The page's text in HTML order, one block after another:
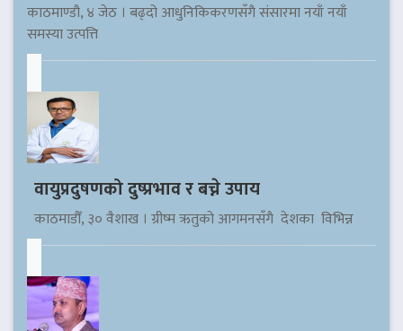
काठमाण्डौ, ४ जेठ । बढ्दो आधुनिकिकरणसँगै संसारमा नयाँ नयाँ
समस्या उत्पत्ति
वायुप्रदुषणको दुष्प्रभाव र बच्ने उपाय
काठमाडौँ, ३० वैशाख । ग्रीष्म ऋतुको आगमनसँगै देशका विभिन्न